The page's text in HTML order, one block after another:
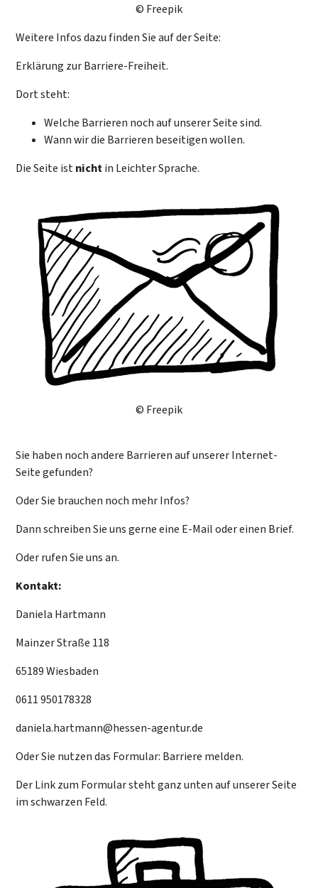
© Freepik
Weitere Infos dazu finden Sie auf der Seite:
Erklärung zur Barriere-Freiheit.
Dort steht:
Welche Barrieren noch auf unserer Seite sind.
Wann wir die Barrieren beseitigen wollen.
Die Seite istnichtin Leichter Sprache.
© Freepik
Sie haben noch andere Barrieren auf unserer Internet-
Seite gefunden?
Oder Sie brauchen noch mehr Infos?
Dann schreiben Sie uns gerne eine E-Mail oder einen Brief.
Oder rufen Sie uns an.
Kontakt:
Daniela Hartmann
Mainzer Straße 118
65189 Wiesbaden
0611 950178328
daniela.hartmann@hessen-agentur.de
Oder Sie nutzen das Formular: Barriere melden.
Der Link zum Formular steht ganz unten auf unserer Seite
im schwarzen Feld.